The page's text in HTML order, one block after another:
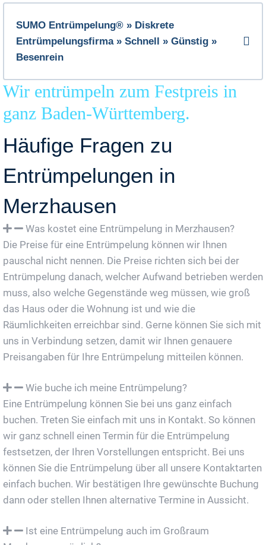
SUMO Entrümpelung® » Diskrete
Entrümpelungsfirma » Schnell » Günstig »
Besenrein
Wir entrümpeln zum Festpreis in
ganz Baden-Württemberg.
Häufige Fragen zu
Entrümpelungen in
Merzhausen
Was kostet eine Entrümpelung in Merzhausen?
Die Preise für eine Entrümpelung können wir Ihnen
pauschal nicht nennen. Die Preise richten sich bei der
Entrümpelung danach, welcher Aufwand betrieben werden
muss, also welche Gegenstände weg müssen, wie groß
das Haus oder die Wohnung ist und wie die
Räumlichkeiten erreichbar sind. Gerne können Sie sich mit
uns in Verbindung setzen, damit wir Ihnen genauere
Preisangaben für Ihre Entrümpelung mitteilen können.
Wie buche ich meine Entrümpelung?
Eine Entrümpelung können Sie bei uns ganz einfach
buchen. Treten Sie einfach mit uns in Kontakt. So können
wir ganz schnell einen Termin für die Entrümpelung
festsetzen, der Ihren Vorstellungen entspricht. Bei uns
können Sie die Entrümpelung über all unsere Kontaktarten
einfach buchen. Wir bestätigen Ihre gewünschte Buchung
dann oder stellen Ihnen alternative Termine in Aussicht.
Ist eine Entrümpelung auch im Großraum